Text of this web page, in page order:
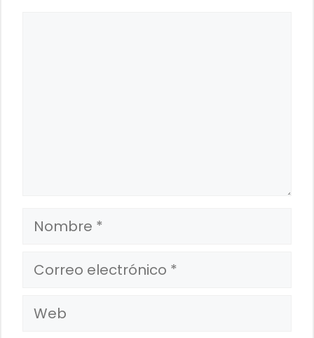
Nombre
Correo
electrónico
Web